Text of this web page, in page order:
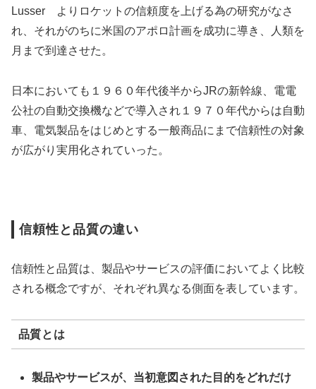
Lusser よりロケットの信頼度を上げる為の研究がなさ
れ、それがのちに米国のアポロ計画を成功に導き、人類を
月まで到達させた。
日本においても１９６０年代後半からJRの新幹線、電電
公社の自動交換機などで導入され１９７０年代からは自動
車、電気製品をはじめとする一般商品にまで信頼性の対象
が広がり実用化されていった。
信頼性と品質の違い
信頼性と品質は、製品やサービスの評価においてよく比較
される概念ですが、それぞれ異なる側面を表しています。
品質とは
製品やサービスが、当初意図された目的をどれだけ